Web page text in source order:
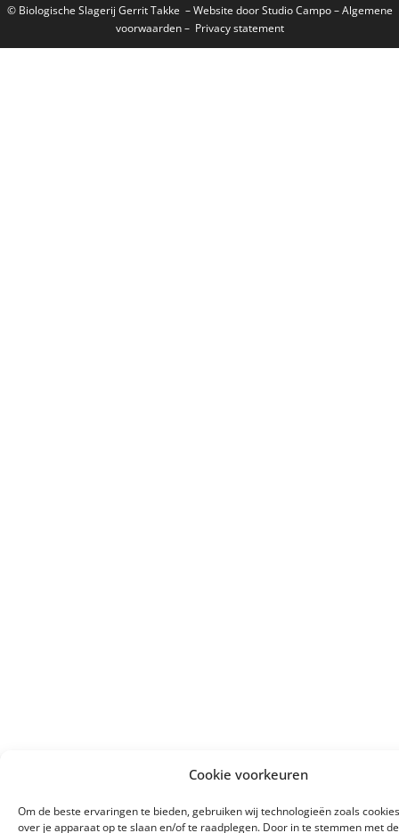
Cookie voorkeuren
Om de beste ervaringen te bieden, gebruiken wij technologieën zoals
over je apparaat op te slaan en/of te raadplegen. Door in te stemmen met
© Biologische Slagerij Gerrit Takke – Website doorStudio Campo–Algemene
voorwaarden– Privacy statement